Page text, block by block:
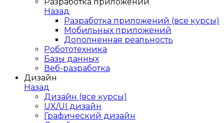
Назад
Разработка приложений (все курсы)
Мобильных приложений
Дополненная реальность
Робототехника
Базы данных
Веб-разработка
Дизайн
Назад
Дизайн (все курсы)
UX/UI дизайн
Графический дизайн